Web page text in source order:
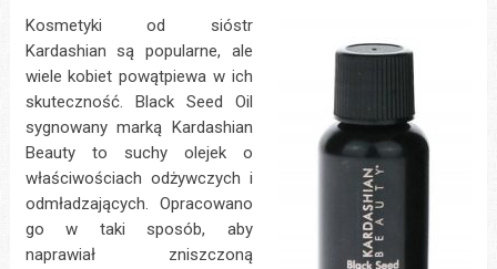
Kosmetyki od sióstr
Kardashian są popularne, ale
wiele kobiet powątpiewa w ich
skuteczność. Black Seed Oil
sygnowany marką Kardashian
Beauty to suchy olejek o
właściwościach odżywczych i
odmładzających. Opracowano
go w taki sposób, aby
naprawiał zniszczoną